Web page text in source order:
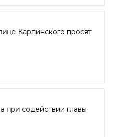
Карпинского просят
при содействии главы